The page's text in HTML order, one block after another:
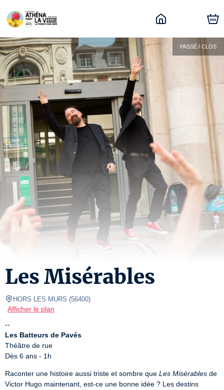
PASSÉ / CLOS
Les Misérables
HORS LES MURS (56400)
Afficher le plan
Les Batteurs de Pavés
Théâtre de rue
Dès 6 ans - 1h
Raconter une histoire aussi triste et sombre que Les Misérables de
Victor Hugo maintenant, est-ce une bonne idée ? Les destins